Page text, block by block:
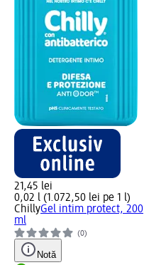
21,45 lei
0,02 l (1.072,50 lei pe 1 l)
ChillyGel intim protect, 200
ml
(0)
Notă